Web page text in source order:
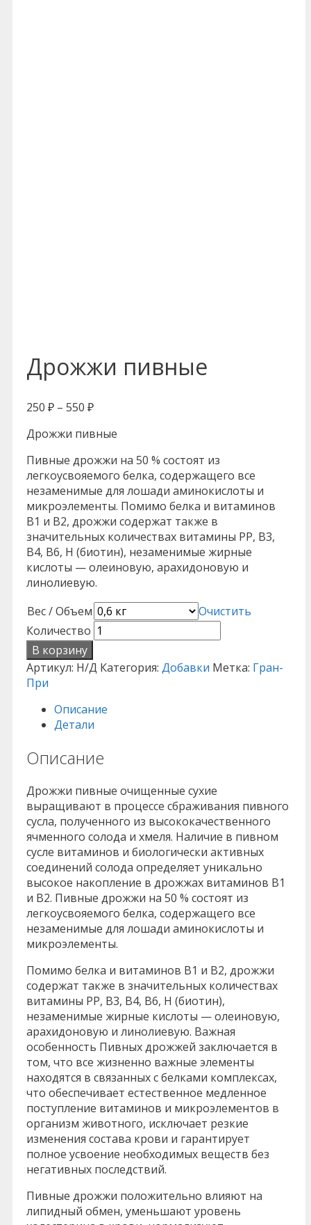
Дрожжи пивные
250 ₽ – 550 ₽
Дрожжи пивные
Пивные дрожжи на 50 % состоят из
легкоусвояемого белка, содержащего все
незаменимые для лошади аминокислоты и
микроэлементы. Помимо белка и витаминов
В1 и В2, дрожжи содержат также в
значительных количествах витамины РР, В3,
В4, В6, Н (биотин), незаменимые жирные
кислоты — олеиновую, арахидоновую и
линолиевую.
Вес / Объем
Очистить
Количество
В корзину
Артикул: Н/Д Категория: Добавки Метка: Гран-
При
Описание
Детали
Описание
Дрожжи пивные очищенные сухие
выращивают в процессе сбраживания пивного
сусла, полученного из высококачественного
ячменного солода и хмеля. Наличие в пивном
сусле витаминов и биологически активных
соединений солода определяет уникально
высокое накопление в дрожжах витаминов В1
и В2. Пивные дрожжи на 50 % состоят из
легкоусвояемого белка, содержащего все
незаменимые для лошади аминокислоты и
микроэлементы.
Помимо белка и витаминов В1 и В2, дрожжи
содержат также в значительных количествах
витамины РР, В3, В4, В6, Н (биотин),
незаменимые жирные кислоты — олеиновую,
арахидоновую и линолиевую. Важная
особенность Пивных дрожжей заключается в
том, что все жизненно важные элементы
находятся в связанных с белками комплексах,
что обеспечивает естественное медленное
поступление витаминов и микроэлементов в
организм животного, исключает резкие
изменения состава крови и гарантирует
полное усвоение необходимых веществ без
негативных последствий.
Пивные дрожжи положительно влияют на
липидный обмен, уменьшают уровень